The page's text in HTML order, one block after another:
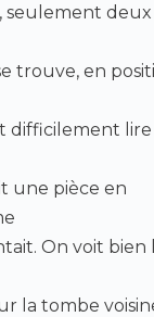
seulement deux
trouve, en
difficilement lire
une pièce en
On voit bien
la tombe